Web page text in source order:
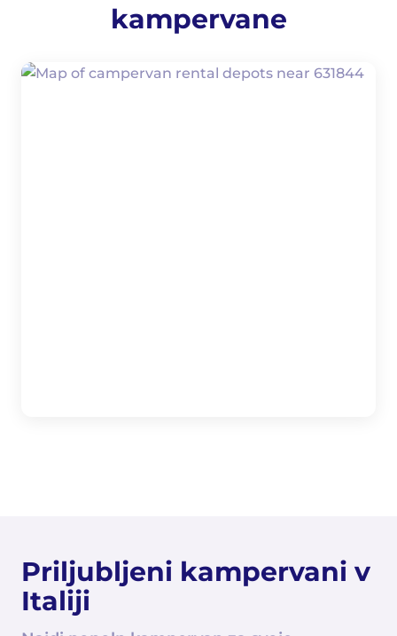
kampervane
Priljubljeni kampervani v
Italiji